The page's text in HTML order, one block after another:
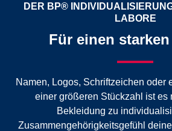
DER BP®
LABORE
Für einen
Namen, Logos, Schriftzeichen oder
einer größeren Stückzahl ist es
Bekleidung zu
Zusammengehörigkeitsgefühl